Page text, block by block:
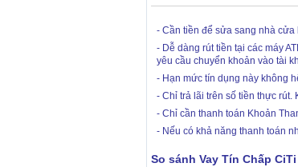
- Cần tiền để sửa sang nhà cửa
- Dễ dàng rút tiền tại các máy
yêu cầu chuyển khoản vào tài
- Hạn mức tín dụng này không
- Chỉ trả lãi trên số tiền thực
- Chỉ cần thanh toán Khoản
- Nếu có khả năng thanh toán
So sánh Vay Tín Chấp